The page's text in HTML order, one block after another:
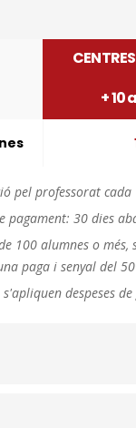
+ 10
pel professorat cada
pagament: 30 dies
100 alumnes o
paga i senyal del
despeses de